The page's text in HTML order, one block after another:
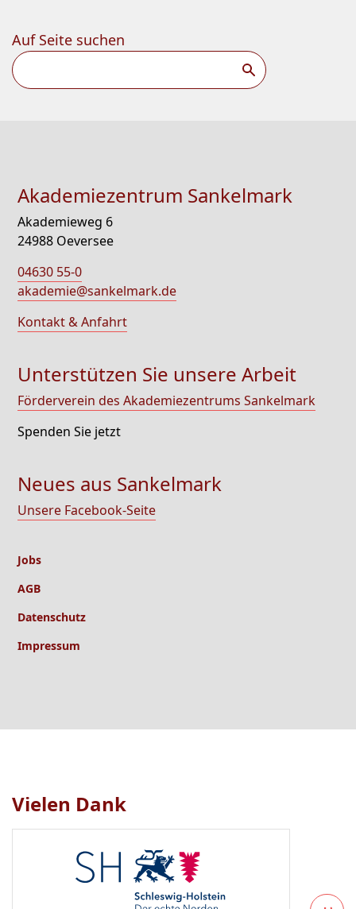
Auf Seite suchen
Suchen
Akademiezentrum Sankelmark
Akademieweg 6
24988 Oeversee
04630 55-0
akademie@sankelmark.de
Kontakt & Anfahrt
Unterstützen Sie unsere Arbeit
Förderverein des Akademiezentrums Sankelmark
Spenden Sie jetzt
Neues aus Sankelmark
Unsere Facebook-Seite
Jobs
AGB
Datenschutz
Impressum
Vielen Dank
Logo1bis1von1sichtbar.